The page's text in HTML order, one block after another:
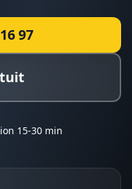
97
15-30 min